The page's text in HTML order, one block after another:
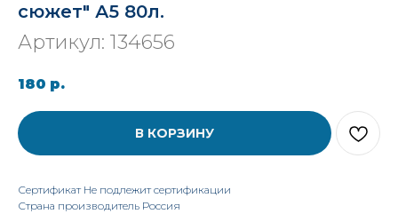
сюжет" А5 80л.
Артикул: 134656
180 р.
В КОРЗИНУ
Сертификат Не подлежит сертификации
Страна производитель Россия